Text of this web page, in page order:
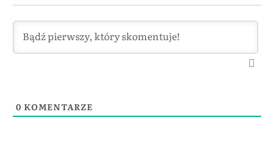
0 KOMENTARZE